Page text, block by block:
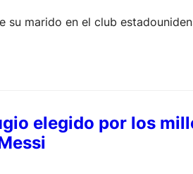
marido en el club
elegido por los